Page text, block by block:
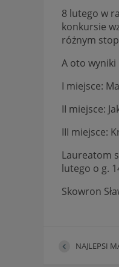
8 lutego w
konkursie
różnym
A oto
I miejsce:
II miejsce:
III miejsce:
Laureatom
lutego o g.
Skowron
NAJLEPSI